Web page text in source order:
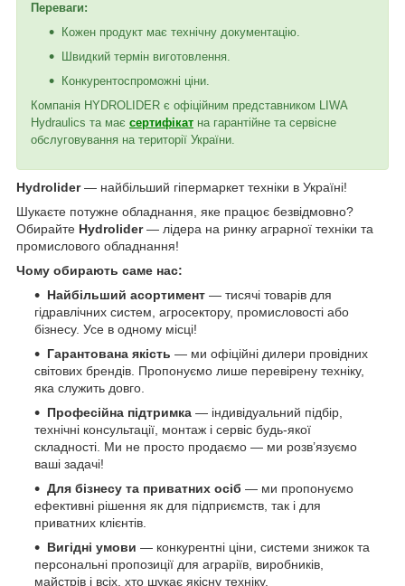
Переваги:
Кожен продукт має технічну документацію.
Швидкий термін виготовлення.
Конкурентоспроможні ціни.
Компанія HYDROLIDER є офіційним представником LIWA
Hydraulics та має сертифікат на гарантійне та сервісне
обслуговування на території України.
Hydrolider— найбільший гіпермаркет техніки в Україні!
Шукаєте потужне обладнання, яке працює безвідмовно?
Обирайте Hydrolider— лідера на ринку аграрної техніки та
промислового обладнання!
Чому обирають саме нас:
Найбільший асортимент — тисячі товарів для
гідравлічних систем, агросектору, промисловості або
бізнесу. Усе в одному місці!
Гарантована якість — ми офіційні дилери провідних
світових брендів. Пропонуємо лише перевірену техніку,
яка служить довго.
Професійна підтримка — індивідуальний підбір,
технічні консультації, монтаж і сервіс будь-якої
складності. Ми не просто продаємо — ми розв’язуємо
ваші задачі!
Для бізнесу та приватних осіб — ми пропонуємо
ефективні рішення як для підприємств, так і для
приватних клієнтів.
Вигідні умови — конкурентні ціни, системи знижок та
персональні пропозиції для аграріїв, виробників,
майстрів і всіх, хто шукає якісну техніку.